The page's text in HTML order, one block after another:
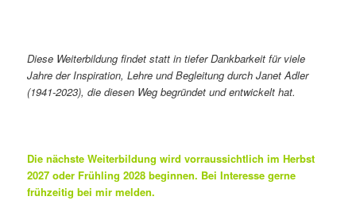
Diese Weiterbildung findet statt intiefer Dankbarkeit für viele
Jahre der Inspiration, Lehre und Begleitung durch Janet Adler
(1941-2023), die diesen Weg begründet und entwickelt hat.
Die nächste Weiterbildung wird vorraussichtlich im Herbst
2027 oder Frühling 2028 beginnen. Bei Interesse gerne
frühzeitigbeimir melden.